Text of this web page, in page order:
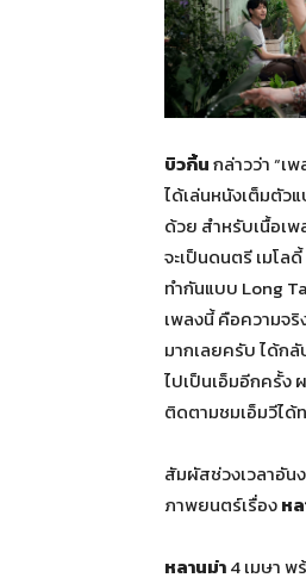
บิวกิ้นกล่าวว่า “เ
ได้เล่นหนังเต็มตัว
ด้วย สำหรับเนื้อเ
จะเป็นดนตรี เมโล
ทำกันแบบ Long
เพลงนี้ คือความจริ
มากเลยครับ ได้ก
ไปเป็นเอ็มอีกครั้ง
ติดตามชมเอ็มวีไ
สัมผัสช่วงเวลาอั
ภาพยนตร์เรื่องห
หลานม่า4 เมษา